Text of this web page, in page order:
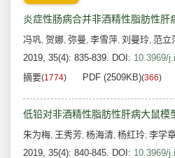
炎症性肠病合并非酒精性脂肪性肝
冯巩, 贺娜, 弥曼, 李雪萍, 刘曼玲, 范立
2019, 35(4): 835-839. DOI: 10.3969/
摘要(1774) PDF (2509KB)(366)
低铅对非酒精性脂肪性肝病大鼠模
朱为梅, 王秀芳, 杨海清, 杨红玲, 李学
2019, 35(4): 840-845. DOI: 10.3969/